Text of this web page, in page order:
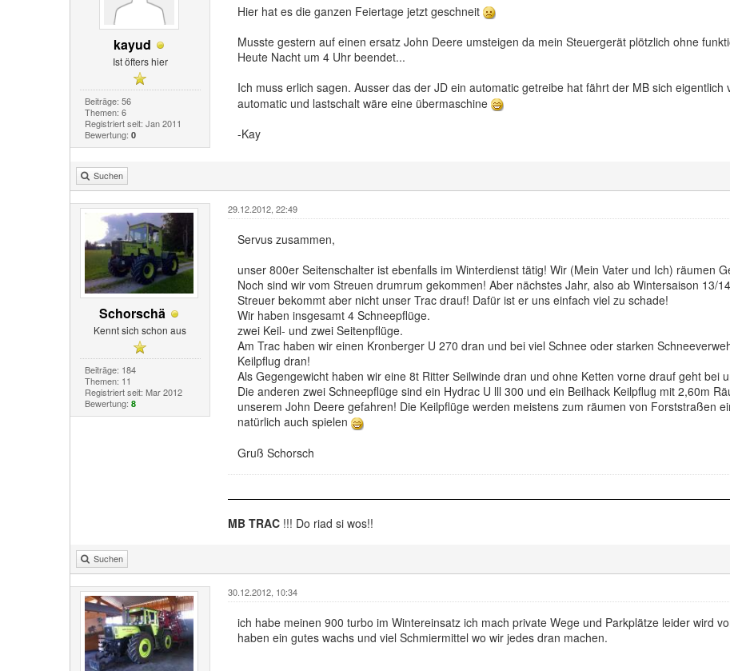
kayud
Ist öfters hier
Beiträge: 56
Themen: 6
Registriert seit: Jan 2011
Bewertung: 0
Hier hat es die ganzen Feiertage jetzt geschneit
Musste gestern auf einen ersatz John Deere umsteigen da mein Steuergerät plötzlich ohne
Heute Nacht um 4 Uhr beendet...
Ich muss erlich sagen. Ausser das der JD ein automatic getreibe hat fährt der MB sich eigentlich
automatic und lastschalt wäre eine übermaschine
-Kay
Suchen
Schorschä
Kennt sich schon aus
Beiträge: 184
Themen: 11
Registriert seit: Mar 2012
Bewertung: 8
29.12.2012, 22:49
Servus zusammen,
unser 800er Seitenschalter ist ebenfalls im Winterdienst tätig! Wir (Mein Vater und Ich) räumen
Noch sind wir vom Streuen drumrum gekommen! Aber nächstes Jahr, also ab Wintersaison 13/
Streuer bekommt aber nicht unser Trac drauf! Dafür ist er uns einfach viel zu schade!
Wir haben insgesamt 4 Schneepflüge.
zwei Keil- und zwei Seitenpflüge.
Am Trac haben wir einen Kronberger U 270 dran und bei viel Schnee oder starken
Keilpflug dran!
Als Gegengewicht haben wir eine 8t Ritter Seilwinde dran und ohne Ketten vorne drauf geht bei
Die anderen zwei Schneepflüge sind ein Hydrac U lll 300 und ein Beilhack Keilpflug mit 2,60m
unserem John Deere gefahren! Die Keilpflüge werden meistens zum räumen von Forststraßen
natürlich auch spielen
Gruß Schorsch
MB TRAC !!! Do riad si wos!!
Suchen
30.12.2012, 10:34
ich habe meinen 900 turbo im Wintereinsatz ich mach private Wege und Parkplätze leider wird
haben ein gutes wachs und viel Schmiermittel wo wir jedes dran machen.